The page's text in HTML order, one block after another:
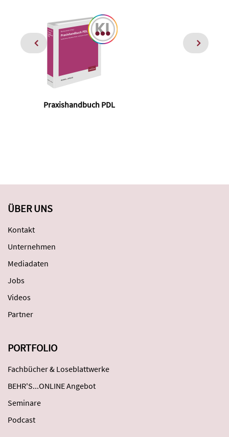
Praxishandbuch PDL
ÜBER UNS
Kontakt
Unternehmen
Mediadaten
Jobs
Videos
Partner
PORTFOLIO
Fachbücher & Loseblattwerke
BEHR'S...ONLINE Angebot
Seminare
Podcast